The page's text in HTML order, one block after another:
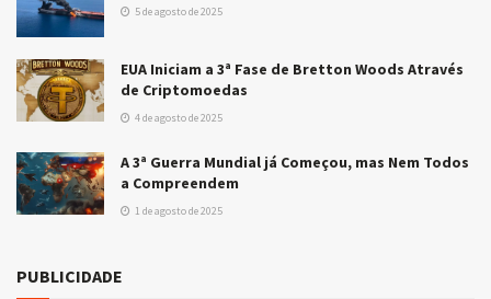
5 de agosto de 2025
EUA Iniciam a 3ª Fase de Bretton Woods Através
de Criptomoedas
4 de agosto de 2025
A 3ª Guerra Mundial já Começou, mas Nem Todos
a Compreendem
1 de agosto de 2025
PUBLICIDADE